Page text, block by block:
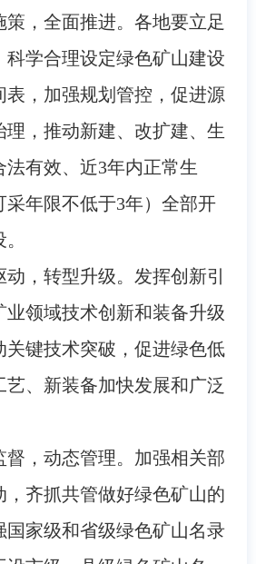
策，全面推进。各地要立足
科学合理设定绿色矿山建设
表，加强规划管控，促进源
理，推动新建、改扩建、生
法有效、近3年内正常生
采年限不低于3年）全部开
动，转型升级。发挥创新引
业领域技术创新和装备升级
关键技术突破，促进绿色低
艺、新装备加快发展和广泛
督，动态管理。加强相关部
，齐抓共管做好绿色矿山的
国家级和省级绿色矿山名录